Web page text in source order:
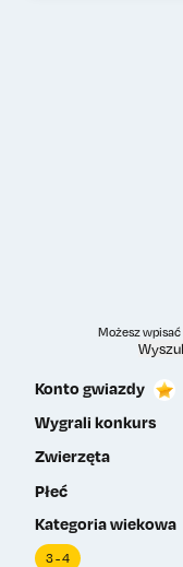
Możesz
Konto gwiazdy
Wygrali konkurs
Zwierzęta
Płeć
Kategoria wiekowa
3 - 4